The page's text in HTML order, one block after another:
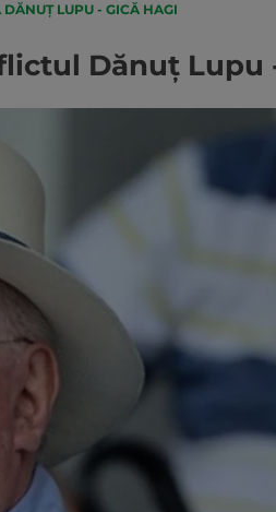
LUPU - GICĂ HAGI
Dănuț Lupu